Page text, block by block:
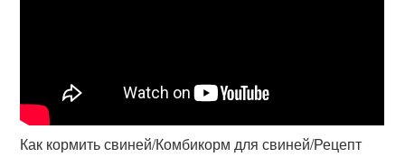
Как кормить свиней/Комбикорм для свиней/Рецепт